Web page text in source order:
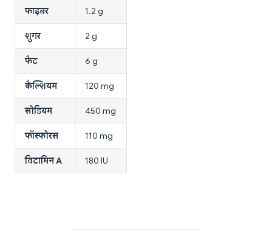
फाइबर 1.2 g
शुगर 2 g
फैट 6 g
कैल्शियम 120 mg
सोडियम 450 mg
फॉस्फोरस 110 mg
विटामिन A 180 IU